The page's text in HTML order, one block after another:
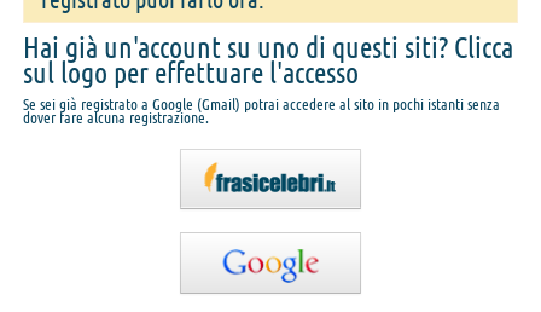
Hai già un'account su uno di questi siti? Clicca
sul logo per effettuare l'accesso
Se sei già registrato a Google (Gmail) potrai accedere al sito in pochi istanti senza
dover fare alcuna registrazione.